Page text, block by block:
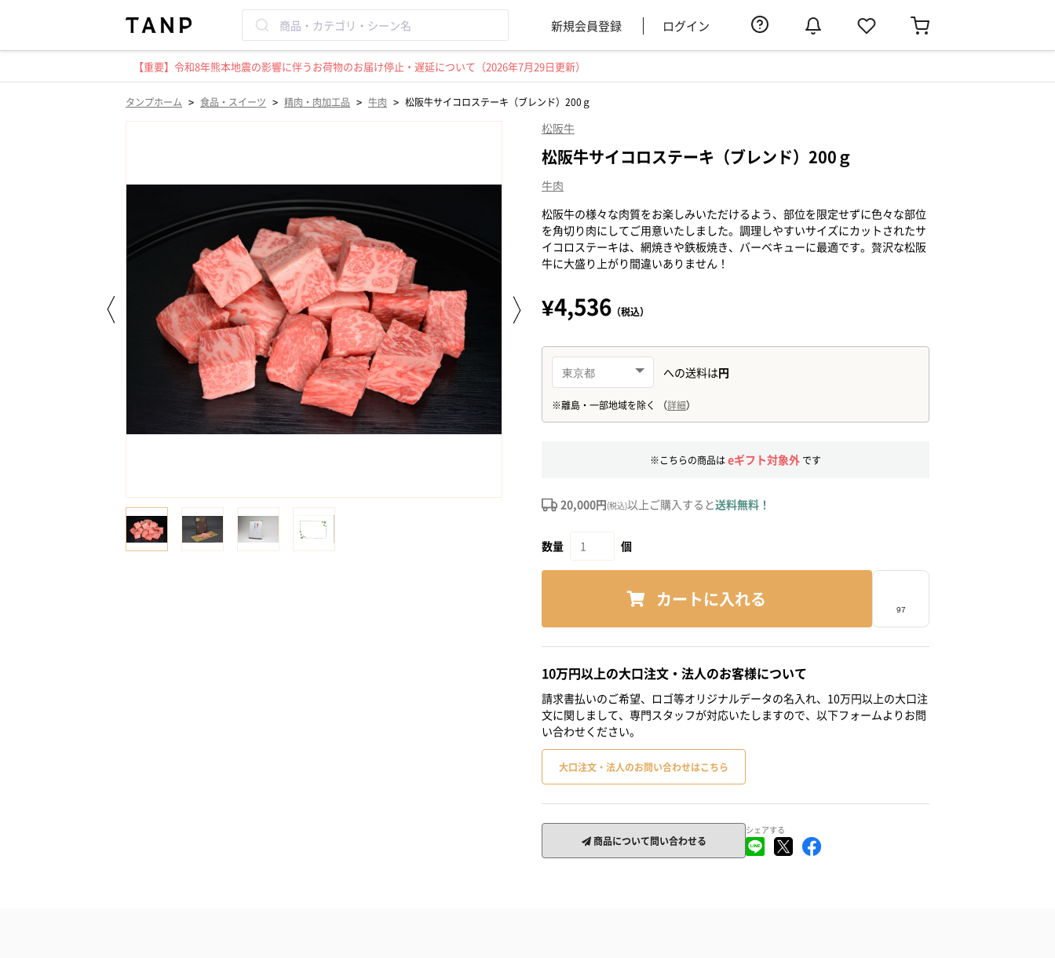
新規会員登録 ログイン
【重要】令和8年熊本地震の影響に伴うお荷物のお届け停止・遅延について（2026年7月29日更新）
タンプホーム > 食品・スイーツ > 精肉・肉加工品 > 牛肉 > 松阪牛サイコロステーキ（ブレンド）200ｇ
松阪牛
松阪牛サイコロステーキ（ブレンド）200ｇ
牛肉
松阪牛の様々な肉質をお楽しみいただけるよう、部位を限定せずに色々な部位
を角切り肉にしてご用意いたしました。調理しやすいサイズにカットされたサ
イコロステーキは、網焼きや鉄板焼き、バーベキューに最適です。贅沢な松阪
牛に大盛り上がり間違いありません！
¥4,536 （税込）
※こちらの商品はeギフト対象外 です
20,000円(税込)以上ご購入すると送料無料！
数量 個
カートに入れる
10万円以上の大口注文・法人のお客様について
請求書払いのご希望、ロゴ等オリジナルデータの名入れ、10万円以上の大口注
文に関しまして、専門スタッフが対応いたしますので、以下フォームよりお問
い合わせください。
大口注文・法人のお問い合わせはこちら
商品について問い合わせる
シェアする